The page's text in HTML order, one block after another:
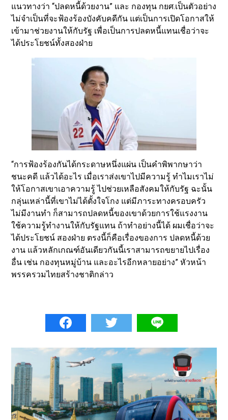
แนวทางว่า “ปลดหนี้ด้วยงาน” และ กองทุน กยศ.เป็นตัวอย่าง
ไม่จำเป็นที่จะฟ้องร้องบังคับคดีกัน แต่เป็นการเปิดโอกาสให้
เข้ามาช่วยงานให้กับรัฐ เพื่อเป็นการปลดหนี้แทนเชื่อว่าจะ
ได้ประโยชน์ทั้งสองฝ่าย
“การฟ้องร้องกันได้กระดาษหนึ่งแผ่น เป็นคำพิพากษาว่า
ชนะคดี แล้วได้อะไร เมื่อเราส่งเขาไปมีความรู้ ทำไมเราไม่
ให้โอกาสเขาเอาความรู้ ไปช่วยเหลือสังคมให้กับรัฐ ฉะนั้น
กลุ่นเหล่านี้ที่เขาไม่ได้ตั้งใจโกง แต่มีภาระทางครอบครัว
ไม่มีงานทำ ก็สามารถปลดหนี้ของเขาด้วยการใช้แรงงาน
ใช้ความรู้ทำงานให้กับรัฐแทน ถ้าทำอย่างนี้ได้ ผมเชื่อว่าจะ
ได้ประโยชน์ สองฝ่าย ตรงนี้ก็คือเรื่องของการ ปลดหนี้ด้วย
งาน แล้วหลักเกณฑ์อันเดียวกันนี้เราสามารถขยายไปเรื่อง
อื่น เช่น กองทุนหมู่บ้าน และอะไรอีกหลายอย่าง” หัวหน้า
พรรครวมไทยสร้างชาติกล่าว